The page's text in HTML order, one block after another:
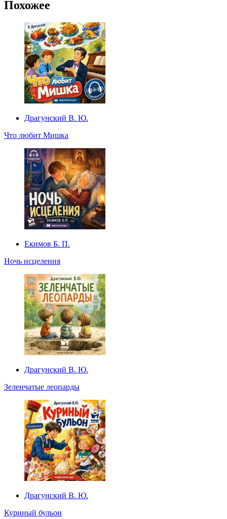
Похожее
Драгунский В. Ю.
Что любит Мишка
Екимов Б. П.
Ночь исцеления
Драгунский В. Ю.
Зеленчатые леопарды
Драгунский В. Ю.
Куриный бульон